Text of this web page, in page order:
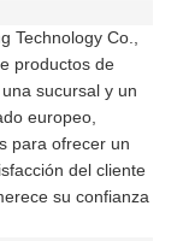
Technology Co.,
productos de
sucursal y un
europeo,
para ofrecer un
del cliente
su confianza